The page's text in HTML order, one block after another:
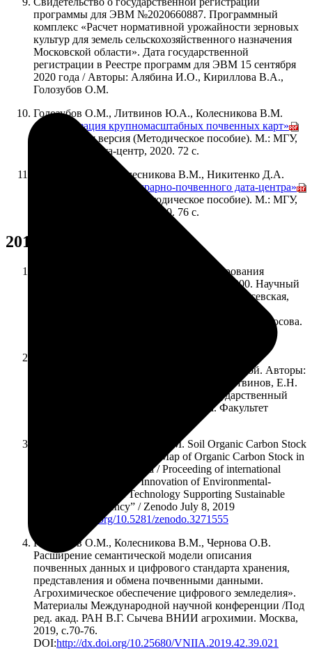
программы для ЭВМ №2020660887. Программный
комплекс «Расчет нормативной урожайности зерновых
культур для земель сельскохозяйственного назначения
Московской области». Дата государственной
регистрации в Реестре программ для ЭВМ 15 сентября
2020 года / Авторы: Алябина И.О., Кириллова В.А.,
Голозубов О.М.
Голозубов О.М., Литвинов Ю.А., Колесникова В.М.
«Векторизация крупномасштабных почвенных карт».
Электронная версия (Методическое пособие). М.: МГУ,
Почвенный дата-центр, 2020. 72 с.
Голозубов О.М., Колесникова В.М., Никитенко Д.А.
«Создание типового аграрно-почвенного дата-центра».
Электронная версия (Методическое пособие). М.: МГУ,
Почвенный дата-центр, 2020. 76 с.
2019
Карта почвенно-экологического районирования
Российской Федерации. Масштаб 1:8 000 000. Научный
редактор: И.С. Урусевская. Авторы: И.С. Урусевская,
государственный университет имени М.В. Ломоносова.
Московского региона. Под ред. И.О. Алябиной. Авторы:
В.Э. Болдырева, О.М. Голозубов, Ю.А. Литвинов, Е.Н.
Минаева, А.В. Пулин. Московский государственный
университет имени М.В. Ломоносова. Факультет
Chernova, O.V; Golozubov, O.M. Soil Organic Carbon Stock
Estimation Based on Digital Map of Organic Carbon Stock in
30-cm Soil Layer of Russia / Proceeding of international
workshop and seminar “Innovation of Environmental-
Friendly Agricultural Technology Supporting Sustainable
Food Self-Sufficiency” / Zenodo July 8, 2019
http://doi.org/10.5281/zenodo.3271555
Голозубов О.М., Колесникова В.М., Чернова О.В.
Расширение семантической модели описания
почвенных данных и цифрового стандарта хранения,
представления и обмена почвенными данными.
Агрохимическое обеспечение цифрового земледелия».
Материалы Международной научной конференции /Под
ред. акад. РАН В.Г. Сычева ВНИИ агрохимии. Москва,
2019, с.70-76.
DOI:http://dx.doi.org/10.25680/VNIIA.2019.42.39.021